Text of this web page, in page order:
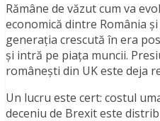
Rămâne de văzut cum va
economică dintre România
generația crescută în era
și intră pe piața muncii.
românești din UK este deja
Un lucru este cert: costul
deceniu de Brexit este